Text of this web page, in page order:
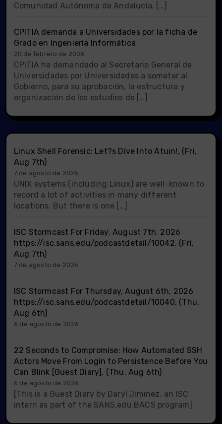
Comunidad Autónoma de Andalucía, […]
CPITIA demanda a Universidades por la ficha de
Grado en Ingeniería Informática
20 de febrero de 2026
CPITIA ha demandado al Secretario General de
Universidades por Universidades a someter al
Gobierno, para su aprobación, la estructura y
organización de los estudios de […]
Linux Shell Forensic: Let?s Dive Into Atuin!, (Fri,
Aug 7th)
7 de agosto de 2026
UNIX systems (including Linux) are well-known to
record a lot of activities in many different
locations. But there is one […]
ISC Stormcast For Friday, August 7th, 2026
https://isc.sans.edu/podcastdetail/10042, (Fri,
Aug 7th)
7 de agosto de 2026
ISC Stormcast For Thursday, August 6th, 2026
https://isc.sans.edu/podcastdetail/10040, (Thu,
Aug 6th)
6 de agosto de 2026
22 Seconds to Compromise: How Automated SSH
Actors Move From Login to Persistence Before You
Can Blink [Guest Diary], (Thu, Aug 6th)
6 de agosto de 2026
[This is a Guest Diary by Daryl Jiminez, an ISC
intern as part of the SANS.edu BACS program]